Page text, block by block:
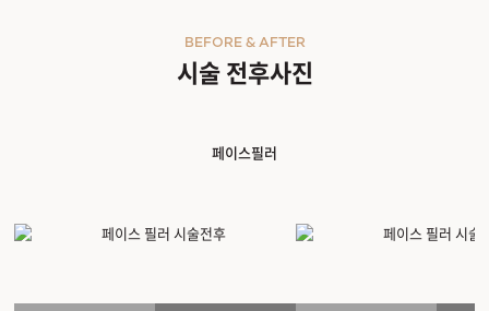
시술 전후사진
BEFORE & AFTER
페이스필러